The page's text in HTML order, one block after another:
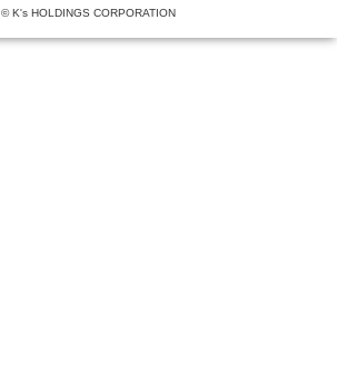
© K's HOLDINGS CORPORATION